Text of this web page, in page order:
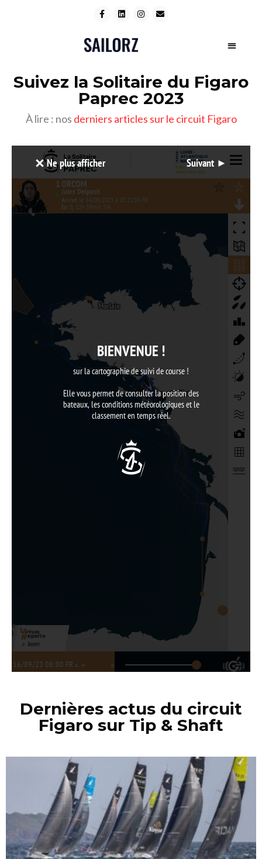
Suivez la Solitaire du Figaro
Paprec 2023
À lire : nos derniers articles sur le circuit Figaro
Dernières actus du circuit
Figaro sur Tip & Shaft